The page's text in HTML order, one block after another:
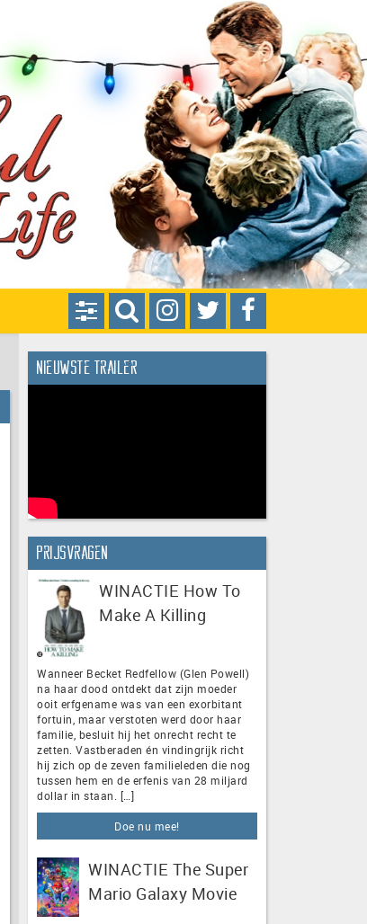
Nieuwste trailer
Prijsvragen
WINACTIE How To
Make A Killing
Wanneer Becket Redfellow (Glen Powell)
na haar dood ontdekt dat zijn moeder
ooit erfgename was van een exorbitant
fortuin, maar verstoten werd door haar
familie, besluit hij het onrecht recht te
zetten. Vastberaden én vindingrijk richt
hij zich op de zeven familieleden die nog
tussen hem en de erfenis van 28 miljard
dollar in staan. […]
Doe nu mee!
WINACTIE The Super
Mario Galaxy Movie